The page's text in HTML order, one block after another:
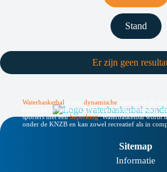
Stand
Er zijn geen
Waterbasketbal dynamische
bewegen in het water. De sport is laagdrempelig,
sporters met een beperking.Waterbasketbal wordt
onder de KNZB en kan zowel recreatief als in
Sitemap
Informatie